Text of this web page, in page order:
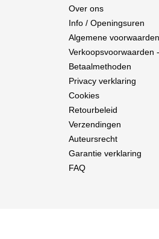
Over ons
Info / Openingsuren
Algemene
Verkoopsvoorwaarden
Betaalmethoden
Privacy verklaring
Cookies
Retourbeleid
Verzendingen
Auteursrecht
Garantie verklaring
FAQ